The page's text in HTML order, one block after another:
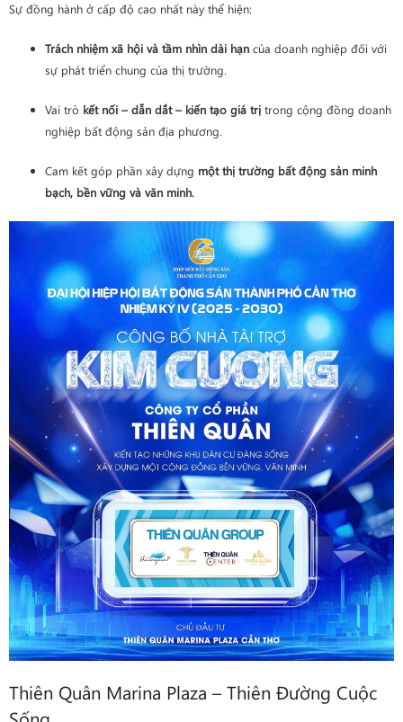
Sự đồng hành ở cấp độ cao nhất này thể hiện:
Trách nhiệm xã hội và tầm nhìn dài hạn của doanh nghiệp đối với
sự phát triển chung của thị trường.
Vai trò kết nối – dẫn dắt – kiến tạo giá trị trong cộng đồng doanh
nghiệp bất động sản địa phương.
Cam kết góp phần xây dựng một thị trường bất động sản minh
bạch, bền vững và văn minh.
Thiên Quân Marina Plaza – Thiên Đường Cuộc